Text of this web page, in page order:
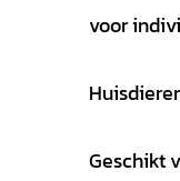
voor
Geschikt